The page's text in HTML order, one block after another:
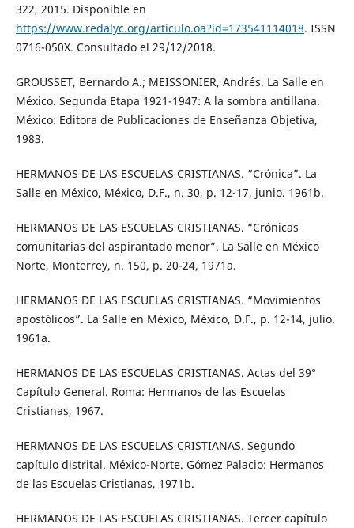
322, 2015. Disponible en
https://www.redalyc.org/articulo.oa?id=173541114018. ISSN
0716-050X. Consultado el 29/12/2018.
GROUSSET, Bernardo A.; MEISSONIER, Andrés. La Salle en
México. Segunda Etapa 1921-1947: A la sombra antillana.
México: Editora de Publicaciones de Enseñanza Objetiva,
1983.
HERMANOS DE LAS ESCUELAS CRISTIANAS. “Crónica”. La
Salle en México, México, D.F., n. 30, p. 12-17, junio. 1961b.
HERMANOS DE LAS ESCUELAS CRISTIANAS. “Crónicas
comunitarias del aspirantado menor”. La Salle en México
Norte, Monterrey, n. 150, p. 20-24, 1971a.
HERMANOS DE LAS ESCUELAS CRISTIANAS. “Movimientos
apostólicos”. La Salle en México, México, D.F., p. 12-14, julio.
1961a.
HERMANOS DE LAS ESCUELAS CRISTIANAS. Actas del 39°
Capítulo General. Roma: Hermanos de las Escuelas
Cristianas, 1967.
HERMANOS DE LAS ESCUELAS CRISTIANAS. Segundo
capítulo distrital. México-Norte. Gómez Palacio: Hermanos
de las Escuelas Cristianas, 1971b.
HERMANOS DE LAS ESCUELAS CRISTIANAS. Tercer capítulo